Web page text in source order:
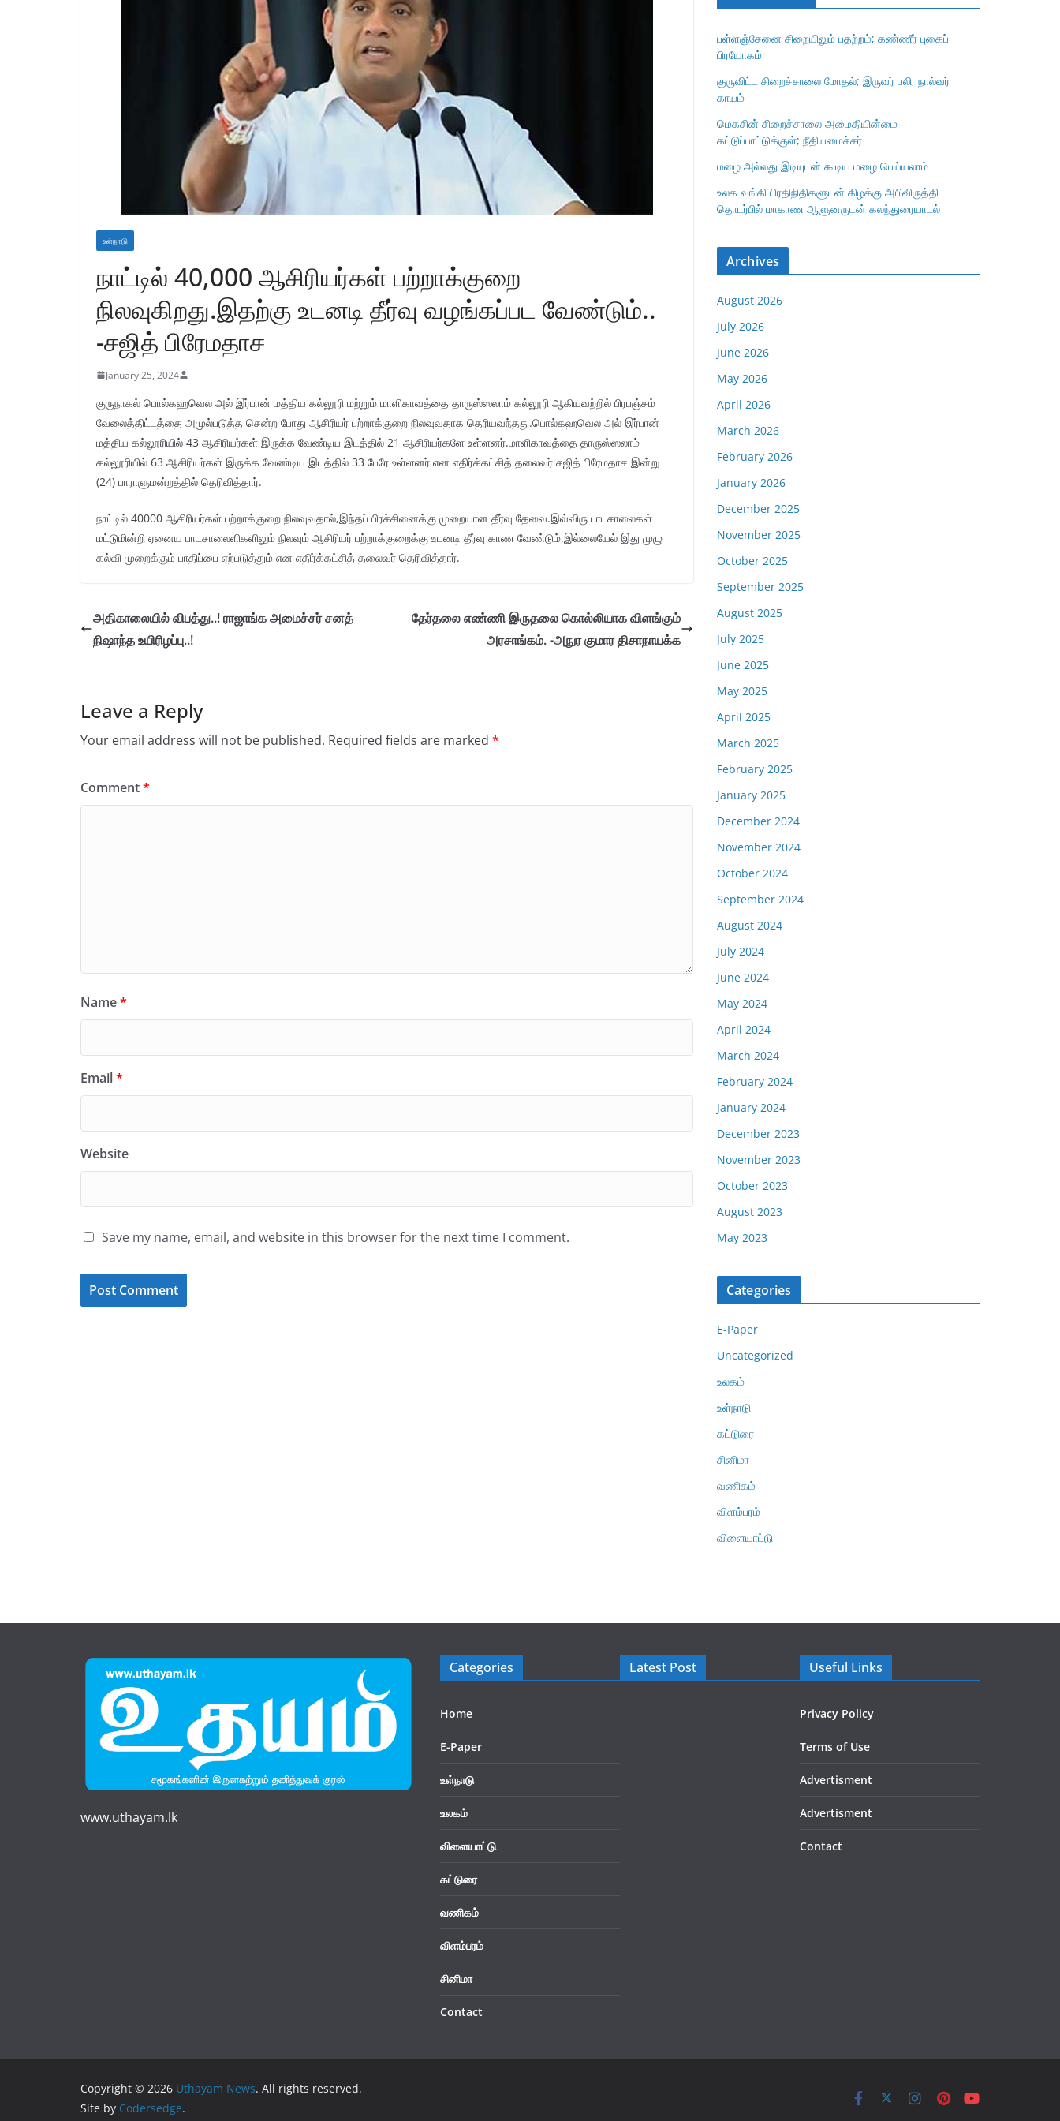
உள்நாடு
நாட்டில் 40,000 ஆசிரியர்கள் பற்றாக்குறை
நிலவுகிறது.இதற்கு உடனடி தீர்வு வழங்கப்பட வேண்டும்..
-சஜித் பிரேமதாச
January 25, 2024
குருநாகல் பொல்கஹவெல அல் இர்பான் மத்திய கல்லூரி மற்றும் மாளிகாவத்தை தாருஸ்ஸலாம் கல்லூரி ஆகியவற்றில் பிரபஞ்சம்
வேலைத்திட்டத்தை அமுல்படுத்த சென்ற போது ஆசிரியர் பற்றாக்குறை நிலவுவதாக தெரியவந்தது.பொல்கஹவெல அல் இர்பான்
மத்திய கல்லூரியில் 43 ஆசிரியர்கள் இருக்க வேண்டிய இடத்தில் 21 ஆசிரியர்களே உள்ளனர்.மாளிகாவத்தை தாருஸ்ஸலாம்
கல்லூரியில் 63 ஆசிரியர்கள் இருக்க வேண்டிய இடத்தில் 33 பேரே உள்ளனர் என எதிர்க்கட்சித் தலைவர் சஜித் பிரேமதாச இன்று
(24) பாராளுமன்றத்தில் தெரிவித்தார்.
நாட்டில் 40000 ஆசிரியர்கள் பற்றாக்குறை நிலவுவதால்,இந்தப் பிரச்சினைக்கு முறையான தீர்வு தேவை.இவ்விரு பாடசாலைகள்
மட்டுமின்றி ஏனைய பாடசாலைளிகளிலும் நிலவும் ஆசிரியர் பற்றாக்குறைக்கு உடனடி தீர்வு காண வேண்டும்.இல்லையேல் இது முழு
கல்வி முறைக்கும் பாதிப்பை ஏற்படுத்தும் என எதிர்க்கட்சித் தலைவர் தெரிவித்தார்.
அதிகாலையில் விபத்து..! ராஜாங்க அமைச்சர் சனத்
நிஷாந்த உயிரிழப்பு..!
தேர்தலை எண்ணி இருதலை கொல்லியாக விளங்கும்
அரசாங்கம். -அநுர குமார திசாநாயக்க
Leave a Reply
Your email address will not be published. Required fields are marked *
Comment*
Name*
Email*
Website
Save my name, email, and website in this browser for the next time I comment.
பள்ளஞ்சேனை சிறையிலும் பதற்றம்; கண்ணீர் புகைப்
பிரயோகம்
குருவிட்ட சிறைச்சாலை மோதல்; இருவர் பலி, நால்வர்
காயம்
மெகசின் சிறைச்சாலை அமைதியின்மை
கட்டுப்பாட்டுக்குள்; நீதியமைச்சர்
மழை அல்லது இடியுடன் கூடிய மழை பெய்யலாம்
உலக வங்கி பிரதிநிதிகளுடன் கிழக்கு அபிவிருத்தி
தொடர்பில் மாகாண ஆளுனருடன் கலந்துரையாடல்
Archives
August 2026
July 2026
June 2026
May 2026
April 2026
March 2026
February 2026
January 2026
December 2025
November 2025
October 2025
September 2025
August 2025
July 2025
June 2025
May 2025
April 2025
March 2025
February 2025
January 2025
December 2024
November 2024
October 2024
September 2024
August 2024
July 2024
June 2024
May 2024
April 2024
March 2024
February 2024
January 2024
December 2023
November 2023
October 2023
August 2023
May 2023
Categories
E-Paper
Uncategorized
உலகம்
உள்நாடு
கட்டுரை
சினிமா
வணிகம்
விளம்பரம்
விளையாட்டு
www.uthayam.lk
Categories
Home
E-Paper
உள்நாடு
உலகம்
விளையாட்டு
கட்டுரை
வணிகம்
விளம்பரம்
சினிமா
Contact
Latest Post Useful Links
Privacy Policy
Terms of Use
Advertisment
Advertisment
Contact
Copyright © 2026 Uthayam News. All rights reserved.
Site by Codersedge.